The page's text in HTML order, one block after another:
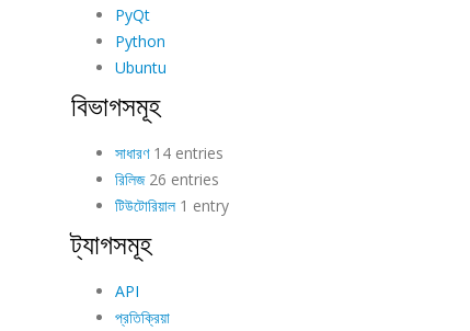
PyQt
Python
Ubuntu
বিভাগসমূহ
সাধারণ14 entries
রিলিজ26 entries
টিউটোরিয়াল1 entry
ট্যাগসমূহ
API
প্রতিক্রিয়া